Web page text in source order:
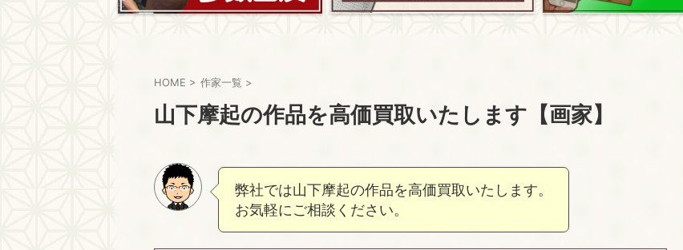
HOME > 作家一覧 >
山下摩起の作品を高価買取いたします【画家】
弊社では山下摩起の作品を高価買取いたします。
お気軽にご相談ください。